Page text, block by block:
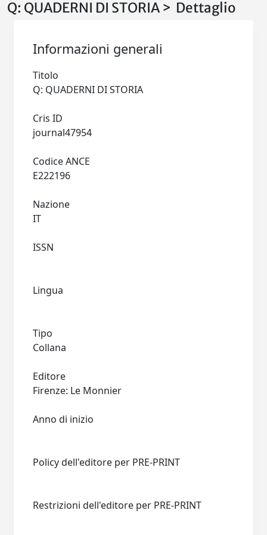
Q: QUADERNI DI STORIA > Dettaglio
Informazioni generali
Titolo
Cris ID
Codice ANCE
Nazione
ISSN
Lingua
Tipo
Collana
Editore
Anno di inizio
Policy dell'editore per PRE-PRINT
Restrizioni dell'editore per PRE-PRINT